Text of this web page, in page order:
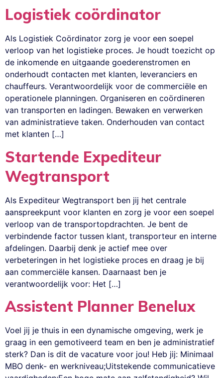
Logistiek coördinator
Als Logistiek Coördinator zorg je voor een soepel
verloop van het logistieke proces. Je houdt toezicht op
de inkomende en uitgaande goederenstromen en
onderhoudt contacten met klanten, leveranciers en
chauffeurs. Verantwoordelijk voor de commerciële en
operationele planningen. Organiseren en coördineren
van transporten en ladingen. Bewaken en verwerken
van administratieve taken. Onderhouden van contact
met klanten […]
Startende Expediteur
Wegtransport
Als Expediteur Wegtransport ben jij het centrale
aanspreekpunt voor klanten en zorg je voor een soepel
verloop van de transportopdrachten. Je bent de
verbindende factor tussen klant, transporteur en interne
afdelingen. Daarbij denk je actief mee over
verbeteringen in het logistieke proces en draag je bij
aan commerciële kansen. Daarnaast ben je
verantwoordelijk voor: Het […]
Assistent Planner Benelux
Voel jij je thuis in een dynamische omgeving, werk je
graag in een gemotiveerd team en ben je administratief
sterk? Dan is dit de vacature voor jou! Heb jij: Minimaal
MBO denk- en werkniveau;Uitstekende communicatieve